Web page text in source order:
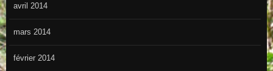
avril 2014
mars 2014
février 2014